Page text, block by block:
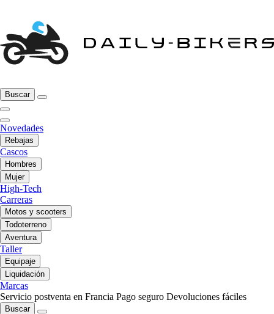
Buscar
Novedades
Rebajas
Cascos
Hombres
Mujer
High-Tech
Carreras
Motos y scooters
Todoterreno
Aventura
Taller
Equipaje
Liquidación
Marcas
Servicio postventa en Francia Pago seguro Devoluciones fáciles
Buscar